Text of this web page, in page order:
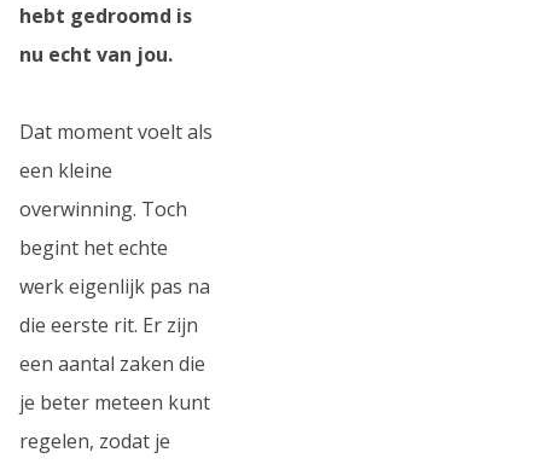
hebt gedroomd is
nu echt van jou.
Dat moment voelt als
een kleine
overwinning. Toch
begint het echte
werk eigenlijk pas na
die eerste rit. Er zijn
een aantal zaken die
je beter meteen kunt
regelen, zodat je